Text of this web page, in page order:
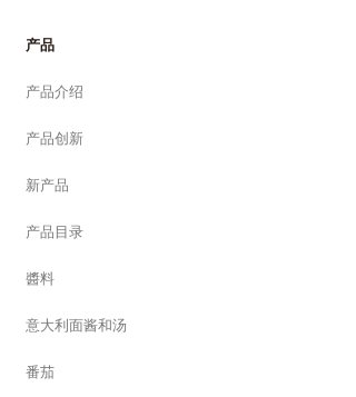
产品
产品介绍
产品创新
新产品
产品目录
醬料
意大利面酱和汤
番茄